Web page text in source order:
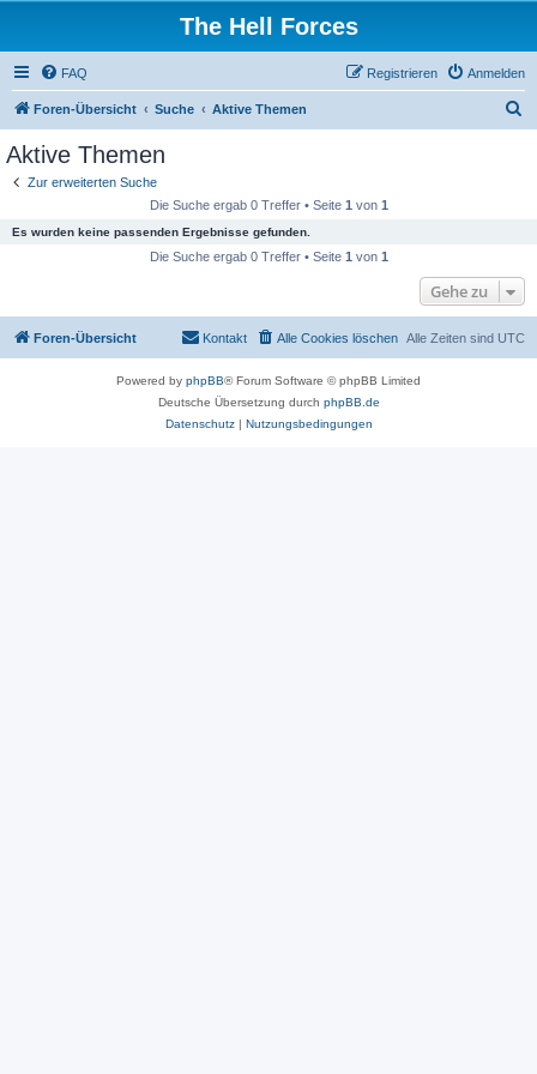
The Hell Forces
FAQ Anmelden
Registrieren
Foren-Übersicht Suche Aktive Themen
Aktive Themen
Zur erweiterten Suche
Die Suche ergab 0 Treffer • Seite 1 von 1
Es wurden keine passenden Ergebnisse gefunden.
Die Suche ergab 0 Treffer • Seite 1 von 1
Gehe zu
Foren-Übersicht Alle Zeiten sind UTC
Alle Cookies löschen
Kontakt
Powered by phpBB® Forum Software © phpBB Limited
Deutsche Übersetzung durch phpBB.de
Datenschutz| Nutzungsbedingungen